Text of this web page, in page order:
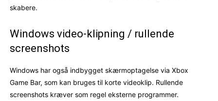
skabere.
Windows video-klipning / rullende
screenshots
Windows har også indbygget skærmoptagelse via Xbox
Game Bar, som kan bruges til korte videoklip. Rullende
screenshots kræver som regel eksterne programmer.